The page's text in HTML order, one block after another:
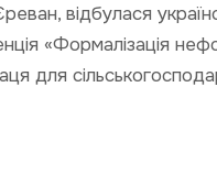
відбулася
«Формалізація
для